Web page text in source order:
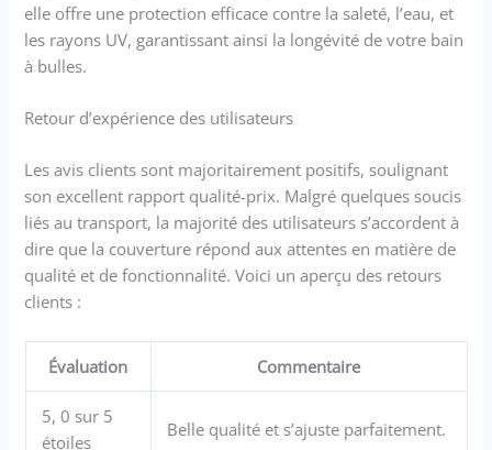
elle offre une protection efficace contre la saleté, l’eau, et
les rayons UV, garantissant ainsi la longévité de votre bain
à bulles.
Retour d’expérience des utilisateurs
Les avis clients sont majoritairement positifs, soulignant
son excellent rapport qualité-prix. Malgré quelques soucis
liés au transport, la majorité des utilisateurs s’accordent à
dire que la couverture répond aux attentes en matière de
qualité et de fonctionnalité. Voici un aperçu des retours
clients :
Évaluation Commentaire
5, 0 sur 5
étoiles
Belle qualité et s’ajuste parfaitement.